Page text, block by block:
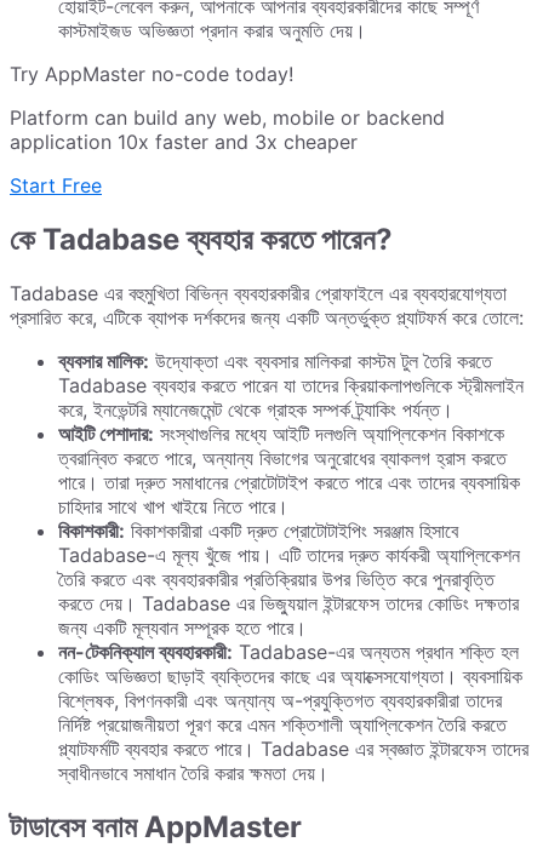
হোয়াইট-লেবেল করুন, আপনাকে আপনার ব্যবহারকারীদের কাছে সম্পূর্ণ
কাস্টমাইজড অভিজ্ঞতা প্রদান করার অনুমতি দেয়।
Try AppMaster no-code today!
Platform can build any web, mobile or backend
application 10x faster and 3x cheaper
Start Free
কে Tadabase ব্যবহার করতে পারেন?
Tadabase এর বহুমুখিতা বিভিন্ন ব্যবহারকারীর প্রোফাইলে এর ব্যবহারযোগ্যতা
প্রসারিত করে, এটিকে ব্যাপক দর্শকদের জন্য একটি অন্তর্ভুক্ত প্ল্যাটফর্ম করে তোলে:
ব্যবসার মালিক: উদ্যোক্তা এবং ব্যবসার মালিকরা কাস্টম টুল তৈরি করতে
Tadabase ব্যবহার করতে পারেন যা তাদের ক্রিয়াকলাপগুলিকে স্ট্রীমলাইন
করে, ইনভেন্টরি ম্যানেজমেন্ট থেকে গ্রাহক সম্পর্ক ট্র্যাকিং পর্যন্ত।
আইটি পেশাদার: সংস্থাগুলির মধ্যে আইটি দলগুলি অ্যাপ্লিকেশন বিকাশকে
ত্বরান্বিত করতে পারে, অন্যান্য বিভাগের অনুরোধের ব্যাকলগ হ্রাস করতে
পারে। তারা দ্রুত সমাধানের প্রোটোটাইপ করতে পারে এবং তাদের ব্যবসায়িক
চাহিদার সাথে খাপ খাইয়ে নিতে পারে।
বিকাশকারী: বিকাশকারীরা একটি দ্রুত প্রোটোটাইপিং সরঞ্জাম হিসাবে
Tadabase-এ মূল্য খুঁজে পায়। এটি তাদের দ্রুত কার্যকরী অ্যাপ্লিকেশন
তৈরি করতে এবং ব্যবহারকারীর প্রতিক্রিয়ার উপর ভিত্তি করে পুনরাবৃত্তি
করতে দেয়। Tadabase এর ভিজ্যুয়াল ইন্টারফেস তাদের কোডিং দক্ষতার
জন্য একটি মূল্যবান সম্পূরক হতে পারে।
নন-টেকনিক্যাল ব্যবহারকারী: Tadabase-এর অন্যতম প্রধান শক্তি হল
কোডিং অভিজ্ঞতা ছাড়াই ব্যক্তিদের কাছে এর অ্যাক্সেসযোগ্যতা। ব্যবসায়িক
বিশ্লেষক, বিপণনকারী এবং অন্যান্য অ-প্রযুক্তিগত ব্যবহারকারীরা তাদের
নির্দিষ্ট প্রয়োজনীয়তা পূরণ করে এমন শক্তিশালী অ্যাপ্লিকেশন তৈরি করতে
প্ল্যাটফর্মটি ব্যবহার করতে পারে। Tadabase এর স্বজ্ঞাত ইন্টারফেস তাদের
স্বাধীনভাবে সমাধান তৈরি করার ক্ষমতা দেয়।
টাডাবেস বনাম AppMaster